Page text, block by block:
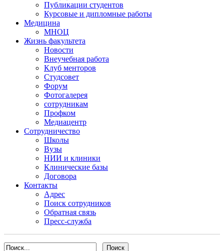
Публикации студентов
Курсовые и дипломные работы
Медицина
МНОЦ
Жизнь факультета
Новости
Внеучебная работа
Клуб менторов
Студсовет
Форум
Фотогалерея
сотрудникам
Профком
Медиацентр
Сотрудничество
Школы
Вузы
НИИ и клиники
Клинические базы
Договора
Контакты
Адрес
Поиск сотрудников
Обратная связь
Пресс-служба